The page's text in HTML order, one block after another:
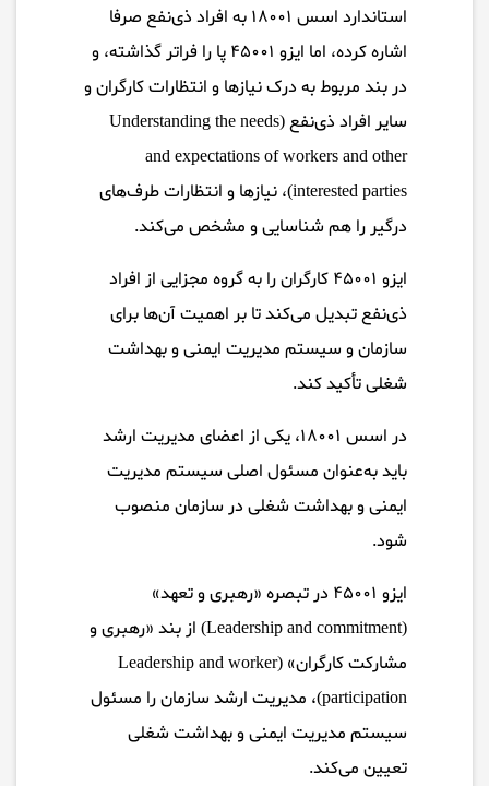
استاندارد اسس ۱۸۰۰۱ به افراد ذی‌نفع صرفا
اشاره کرده، اما ایزو ۴۵۰۰۱ پا را فراتر گذاشته، و
در بند مربوط به درک نیازها و انتظارات کارگران و
سایر افراد ذی‌نفع (Understanding the needs
and expectations of workers and other
interested parties)، نیازها و انتظارات طرف‌های
درگیر را هم شناسایی و مشخص می‌کند.
ایزو ۴۵۰۰۱ کارگران را به گروه مجزایی از افراد
ذی‌نفع تبدیل می‌کند تا بر اهمیت آن‌ها برای
سازمان و سیستم مدیریت ایمنی و بهداشت
شغلی تأکید کند.
در اسس ۱۸۰۰۱، یکی از اعضای مدیریت ارشد
باید به‌عنوان مسئول اصلی سیستم مدیریت
ایمنی و بهداشت شغلی در سازمان منصوب
شود.
ایزو ۴۵۰۰۱ در تبصره «رهبری و تعهد»
(Leadership and commitment) از بند «رهبری و
مشارکت کارگران» (Leadership and worker
participation)، مدیریت ارشد سازمان را مسئول
سیستم مدیریت ایمنی و بهداشت شغلی
تعیین می‌کند.